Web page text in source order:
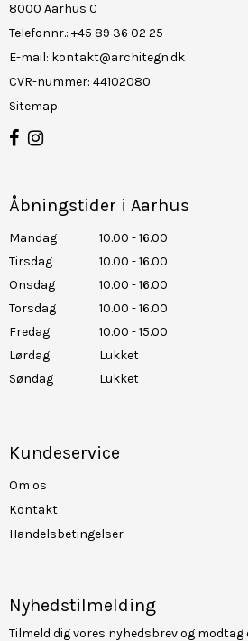
8000 Aarhus C
Telefonnr.: +45 89 36 02 25
E-mail: kontakt@architegn.dk
CVR-nummer: 44102080
Sitemap
Åbningstider i Aarhus
Mandag
10.00 - 16.00
Tirsdag
10.00 - 16.00
Onsdag
10.00 - 16.00
Torsdag
10.00 - 16.00
Fredag
10.00 - 15.00
Lørdag
Lukket
Søndag
Lukket
Kundeservice
Om os
Kontakt
Handelsbetingelser
Nyhedstilmelding
Tilmeld dig vores nyhedsbrev og